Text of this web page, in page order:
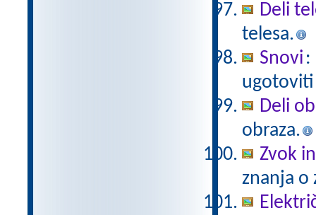
Deli
telesa.
Snovi :
Deli
obraza.
Zvok
znanja o